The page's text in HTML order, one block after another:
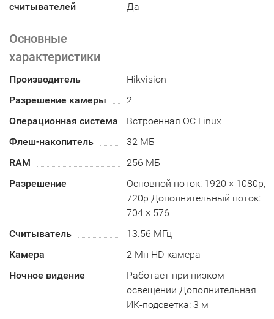
считывателей
Да
Основные
характеристики
Производитель
Hikvision
Разрешение камеры
2
Операционная система
Встроенная ОС Linux
Флеш-накопитель
32 MБ
RAM
256 MБ
Разрешение
Основной поток: 1920 × 1080p,
720p Дополнительный поток:
704 × 576
Считыватель
13.56 МГц
Камера
2 Мп HD-камера
Ночное видение
Работает при низком
освещении Дополнительная
ИК-подсветка: 3 м